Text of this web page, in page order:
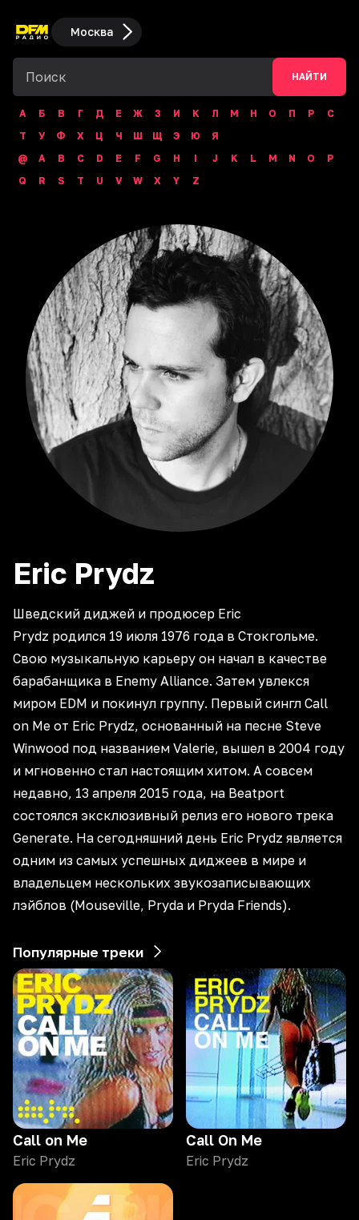
Москва
НАЙТИ
А Б В Г Д Е Ж З И К Л М Н О П Р
С
Т
У Ф Х Ц Ч Ш Щ Э Ю
Я
@
A B C D E F G H I J K L M N O
P
Q
R S T U V W X Y Z
Eric Prydz
Шведский диджей и продюсер Eric
Prydz родился 19 июля 1976 года в Стокгольме.
Свою музыкальную карьеру он начал в качестве
барабанщика в Enemy Alliance. Затем увлекся
миром EDM и покинул группу. Первый сингл Call
on Me от Eric Prydz, основанный на песне Steve
Winwood под названием Valerie, вышел в 2004 году
и мгновенно стал настоящим хитом. А совсем
недавно, 13 апреля 2015 года, на Beatport
состоялся эксклюзивный релиз его нового трека
Generate. На сегодняшний день Eric Prydz является
одним из самых успешных диджеев в мире и
владельцем нескольких звукозаписывающих
лэйблов (Mouseville, Pryda и Pryda Friends).
Популярные треки
Call on Me
Eric Prydz
Call On Me
Eric Prydz